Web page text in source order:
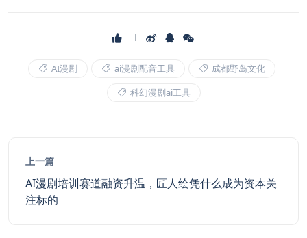
AI漫剧 ai漫剧配音工具
成都野岛文化
科幻漫剧ai工具
上一篇
AI漫剧培训赛道融资升温，匠人绘凭什么成为资本关
注标的